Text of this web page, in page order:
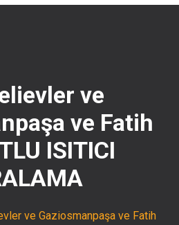
ve
ve Fatih
ISITICI
ve Gaziosmanpaşa ve Fatih